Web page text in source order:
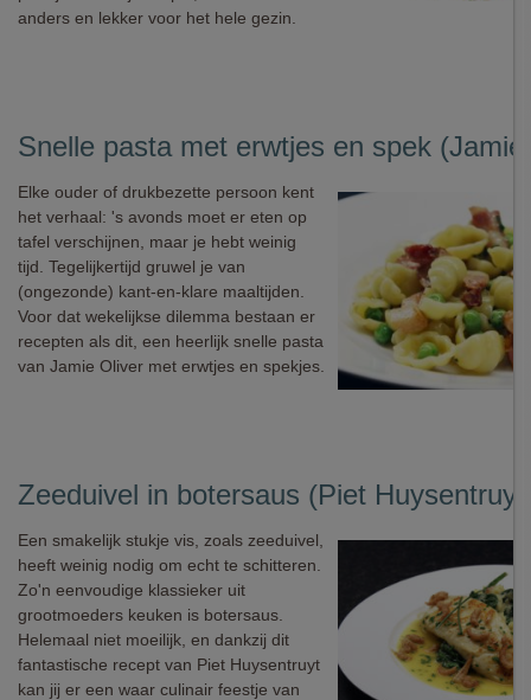
anders en lekker voor het hele gezin.
Snelle pasta met erwtjes en spek
Elke ouder of drukbezette persoon kent
het verhaal: 's avonds moet er eten op
tafel verschijnen, maar je hebt weinig
tijd. Tegelijkertijd gruwel je van
(ongezonde) kant-en-klare maaltijden.
Voor dat wekelijkse dilemma bestaan er
recepten als dit, een heerlijk snelle pasta
van Jamie Oliver met erwtjes en spekjes.
Zeeduivel in botersaus (Piet
Een smakelijk stukje vis, zoals zeeduivel,
heeft weinig nodig om echt te schitteren.
Zo'n eenvoudige klassieker uit
grootmoeders keuken is botersaus.
Helemaal niet moeilijk, en dankzij dit
fantastische recept van Piet Huysentruyt
kan jij er een waar culinair feestje van